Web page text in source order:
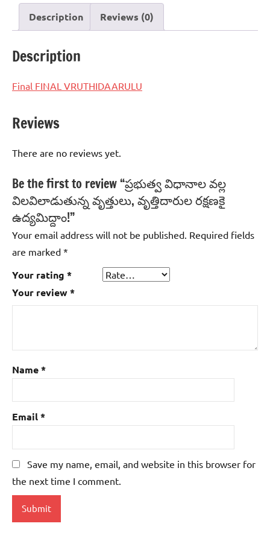
వృత్తిదారుల
రక్షణకై
ఉద్యమిద్దాం!
quantity
Description Reviews (0)
Description
Final FINAL VRUTHIDAARULU
Reviews
There are no reviews yet.
Be the first to review “ప్రభుత్వ విధానాల వల్ల
విలవిలాడుతున్న వృత్తులు, వృత్తిదారుల రక్షణకై
ఉద్యమిద్దాం!”
Your email address will not be published. Required fields
are marked *
Your rating *
Your review*
Name*
Email*
Save my name, email, and website in this browser for
the next time I comment.